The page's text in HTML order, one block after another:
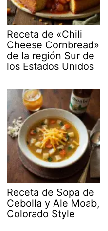
Receta de «Chili
Cheese Cornbread»
de la región Sur de
los Estados Unidos
Receta de Sopa de
Cebolla y Ale Moab,
Colorado Style